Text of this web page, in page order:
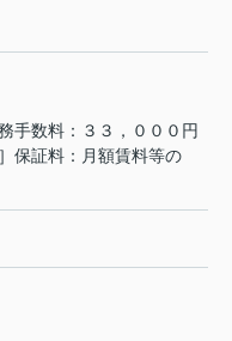
手数料：３３，０００円
保証料：月額賃料等の